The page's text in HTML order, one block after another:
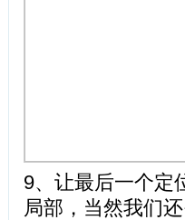
9、让最后一个定
局部，当然我们